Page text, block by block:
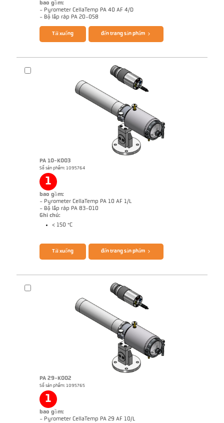
bao gồm:
- Pyrometer CellaTemp PA 40 AF 4/D
- Bộ lắp ráp PA 20-058
Brochure CellaTemp PA Questionnaire Radiation Pyrometers
Ghi chú ứng dụng Roller stand
Tải xuống đến trang sản phẩm
PA 10-K003
Số sản phẩm: 1095764
1
bao gồm:
- Pyrometer CellaTemp PA 10 AF 1/L
- Bộ lắp ráp PA 83-010
Ghi chú:
< 150 °C
Ghi chú ứng dụng Roller stand
Tải xuống đến trang sản phẩm
PA 29-K002
Số sản phẩm: 1095765
1
bao gồm:
- Pyrometer CellaTemp PA 29 AF 10/L